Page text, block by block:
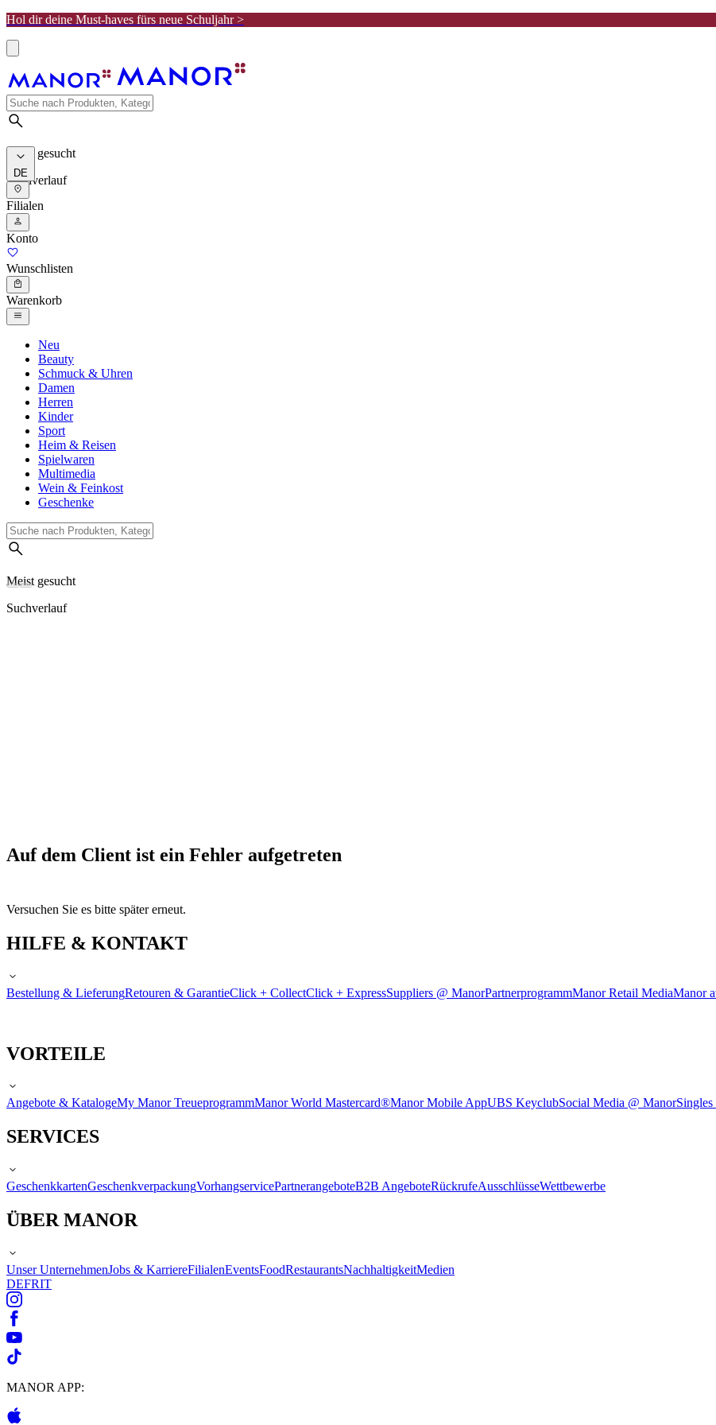
Hol dir deine Must-haves fürs neue Schuljahr >
Meist gesucht
Suchverlauf
DE
Filialen
Konto
Wunschlisten
Warenkorb
Neu
Beauty
Schmuck & Uhren
Damen
Herren
Kinder
Sport
Heim & Reisen
Spielwaren
Multimedia
Wein & Feinkost
Geschenke
Meist gesucht
Suchverlauf
Auf dem Client ist ein Fehler aufgetreten
Versuchen Sie es bitte später erneut.
HILFE & KONTAKT
Bestellung & LieferungRetouren & GarantieClick + CollectClick + ExpressSuppliers @ ManorPartnerprogrammManor Retail MediaManor
VORTEILE
Angebote & KatalogeMy Manor TreueprogrammManor World Mastercard®Manor Mobile AppUBS KeyclubSocial Media @ Manor
SERVICES
GeschenkkartenGeschenkverpackungVorhangservicePartnerangeboteB2B AngeboteRückrufeAusschlüsseWettbewerbe
ÜBER MANOR
Unser UnternehmenJobs & KarriereFilialenEventsFoodRestaurantsNachhaltigkeitMedien
DEFRIT
MANOR APP: